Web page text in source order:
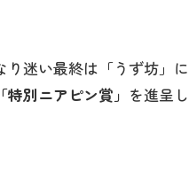
迷い最終は「うず坊」に
「特別ニアピン賞」 を進呈し